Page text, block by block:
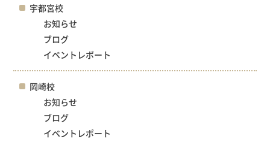
宇都宮校
お知らせ
ブログ
イベントレポート
岡崎校
お知らせ
ブログ
イベントレポート